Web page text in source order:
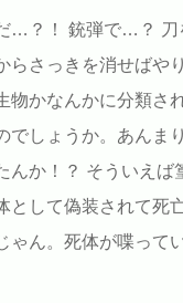
…？！ 銃弾で…？ 刀
らさっきを消せばや
物かなんかに分類さ
でしょうか。あんま
んか！？ そういえ
として偽装されて死
ゃん。死体が喋ってい